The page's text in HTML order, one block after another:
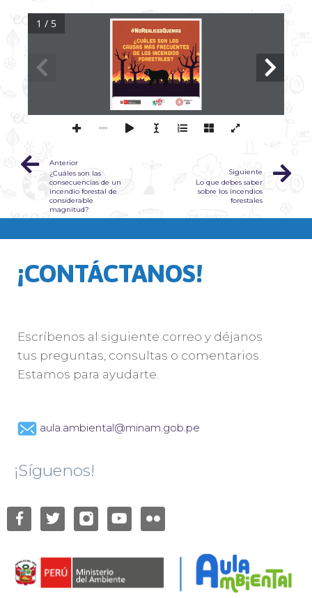
1 / 5
Anterior
¿Cuáles son las
consecuencias de un
incendio forestal de
considerable
magnitud?
Siguiente
Lo que debes saber
sobre los incendios
forestales
¡CONTÁCTANOS!
Escríbenos al siguiente correo y déjanos
tus preguntas, consultas o comentarios.
Estamos para ayudarte.
aula.ambiental@minam.gob.pe
¡Síguenos!